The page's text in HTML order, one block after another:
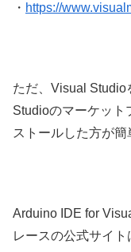
・ https://
ただ、Visual Studio
Studioのマーケット
ストールした方が簡
Arduino IDE for
レースの公式サイト